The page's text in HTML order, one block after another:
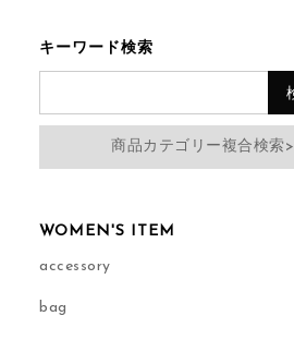
キーワード検索
商品カテゴリー複合検索>
WOMEN'S ITEM
accessory
bag